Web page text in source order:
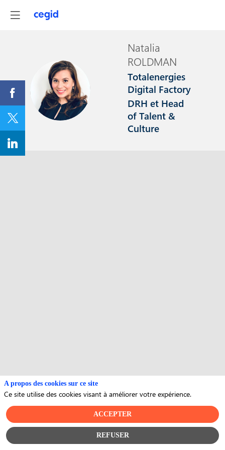
NR
Natalia
ROLDMAN
Totalenergies
Digital Factory
DRH et Head
of Talent &
Culture
A propos des cookies sur ce site
Ce site utilise des cookies visant à améliorer votre expérience.
ACCEPTER
REFUSER